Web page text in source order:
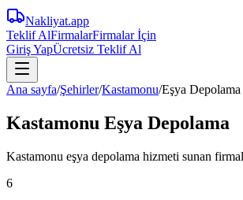
Nakliyat.app
Teklif AlFirmalarFirmalar İçin
Giriş YapÜcretsiz Teklif Al
Ana sayfa/Şehirler/Kastamonu/Eşya Depolama
Kastamonu Eşya Depolama
Kastamonu eşya depolama hizmeti sunan
6